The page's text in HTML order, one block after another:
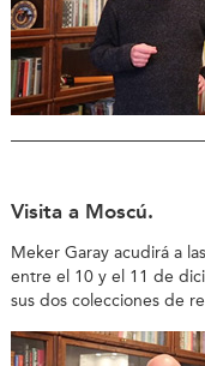
Visita a Moscú.
Meker Garay acudirá a
entre el 10 y el 11 de
sus dos colecciones de